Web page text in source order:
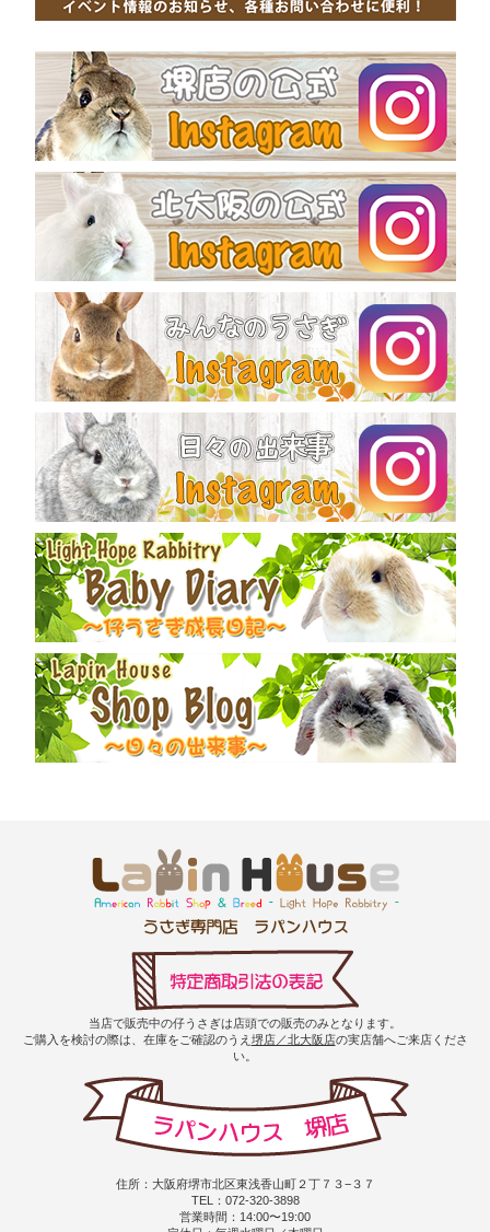
当店で販売中の仔うさぎは店頭での販売のみとなります。
ご購入を検討の際は、在庫をご確認のうえ 堺店／北大阪店の実店舗へご来店くださ
い。
住所：大阪府堺市北区東浅香山町２丁７３−３７
TEL：072-320-3898
営業時間：14:00〜19:00